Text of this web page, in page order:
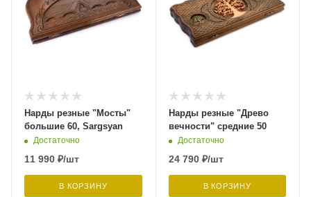
Нарды резные "Мосты"
большие 60, Sargsyan
Достаточно
11 990 ₽/шт
В КОРЗИНУ
Нарды резные "Древо
вечности" средние 50
Достаточно
24 790₽/шт
В КОРЗИНУ